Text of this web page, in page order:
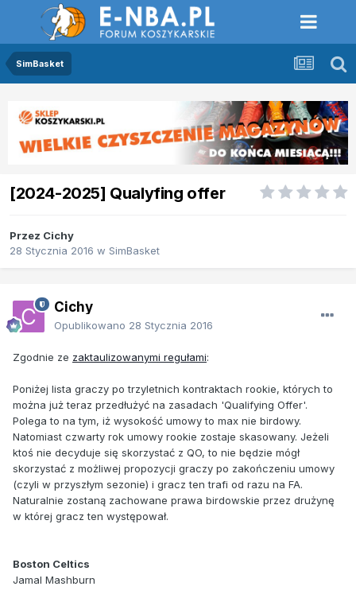
SimBasket
[2024-2025] Qualyfing offer
Przez Cichy
28 Stycznia 2016 w SimBasket
Cichy
Opublikowano 28 Stycznia 2016
Zgodnie ze zaktaulizowanymi regułami:
Poniżej lista graczy po trzyletnich kontraktach rookie, których to
można już teraz przedłużyć na zasadach 'Qualifying Offer'.
Polega to na tym, iż wysokość umowy to max nie birdowy.
Natomiast czwarty rok umowy rookie zostaje skasowany. Jeżeli
ktoś nie decyduje się skorzystać z QO, to nie będzie mógł
skorzystać z możliwej propozycji graczy po zakończeniu umowy
(czyli w przyszłym sezonie) i gracz ten trafi od razu na FA.
Naturalnie zostaną zachowane prawa birdowskie przez drużynę
w której gracz ten występował.
Boston Celtics
Jamal Mashburn